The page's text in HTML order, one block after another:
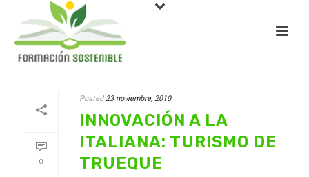
0
Posted 23 noviembre, 2010
INNOVACIÓN A LA
ITALIANA: TURISMO DE
TRUEQUE